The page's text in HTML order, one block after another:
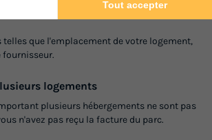
telles que l'emplacement de votre logement,
logements
plusieurs hébergements ne sont pas
n'avez pas reçu la facture du parc.